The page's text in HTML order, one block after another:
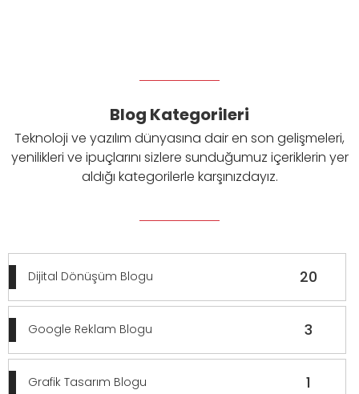
Blog Kategorileri
Teknoloji ve yazılım dünyasına dair en son gelişmeleri,
yenilikleri ve ipuçlarını sizlere sunduğumuz içeriklerin yer
aldığı kategorilerle karşınızdayız.
Dijital Dönüşüm Blogu 20
Google Reklam Blogu 3
Grafik Tasarım Blogu 1